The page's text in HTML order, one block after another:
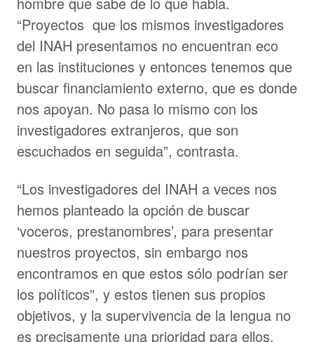
“Proyectos que los mismos investigadores
del INAH presentamos no encuentran eco
en las instituciones y entonces tenemos que
buscar financiamiento externo, que es donde
nos apoyan. No pasa lo mismo con los
investigadores extranjeros, que son
escuchados en seguida”, contrasta.
“Los investigadores del INAH a veces nos
hemos planteado la opción de buscar
‘voceros, prestanombres’, para presentar
nuestros proyectos, sin embargo nos
encontramos en que estos sólo podrían ser
los políticos”, y estos tienen sus propios
objetivos, y la supervivencia de la lengua no
es precisamente una prioridad para ellos.